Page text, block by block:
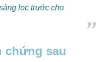
lọc trước cho
chứng sau